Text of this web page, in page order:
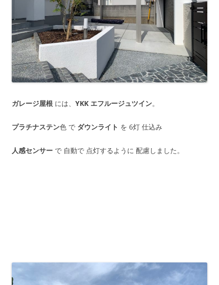
ガレージ屋根 には、 YKK エフルージュツイン。
プラチナステン色 で ダウンライト を 6灯 仕込み
人感センサー で 自動で 点灯するように 配慮しました。